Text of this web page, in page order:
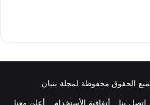
اتصل بنا أتفاقية الأستخدام أعلن معنا